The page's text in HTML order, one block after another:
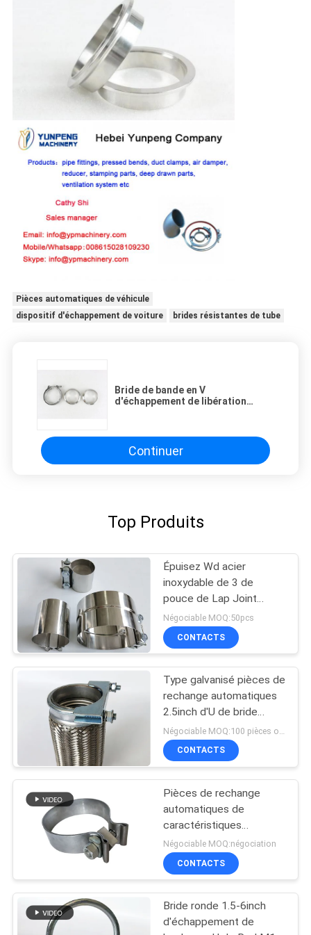
Pièces automatiques de véhicule
dispositif d'échappement de voiture
brides résistantes de tube
Bride de bande en V
d'échappement de libération
Continuer
Top Produits
Épuisez Wd acier
inoxydable de 3 de
pouce de Lap Joint
Clamp Auto Pipe pièces
de rechange de
réparation
Négociable MOQ:50pcs
CONTACTS
Type galvanisé pièces de
rechange automatiques
2.5inch d'U de bride
d'échappement de
boulon
CONTACTS
Pièces de rechange
automatiques de
caractéristiques
multiples
Négociable MOQ:négociation
CONTACTS
Bride ronde 1.5-6inch
d'échappement de